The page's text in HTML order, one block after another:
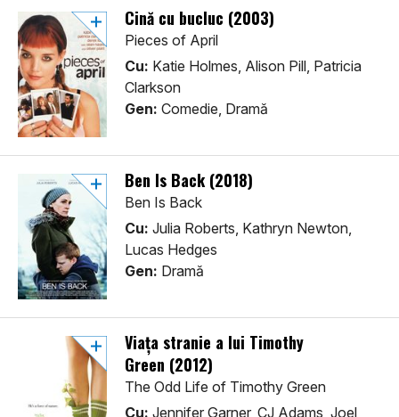
Cină cu bucluc (2003)
Pieces of April
Cu: Katie Holmes, Alison Pill, Patricia
Clarkson
Gen: Comedie, Dramă
Ben Is Back (2018)
Ben Is Back
Cu: Julia Roberts, Kathryn Newton,
Lucas Hedges
Gen: Dramă
Viața stranie a lui Timothy
Green (2012)
The Odd Life of Timothy Green
Cu: Jennifer Garner, CJ Adams, Joel